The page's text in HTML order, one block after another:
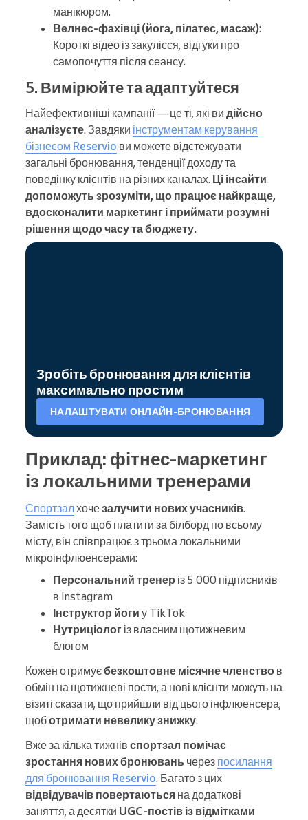
манікюром.
Велнес-фахівці (йога, пілатес, масаж):
Короткі відео із закулісся, відгуки про
самопочуття після сеансу.
5. Вимірюйте та адаптуйтеся
Найефективніші кампанії — це ті, які ви дійсно
аналізуєте. Завдяки інструментам керування
бізнесом Reservio ви можете відстежувати
загальні бронювання, тенденції доходу та
поведінку клієнтів на різних каналах. Ці інсайти
допоможуть зрозуміти, що працює найкраще,
вдосконалити маркетинг і приймати розумні
рішення щодо часу та бюджету.
Зробіть бронювання для клієнтів
максимально простим
НАЛАШТУВАТИ ОНЛАЙН-БРОНЮВАННЯ
Приклад: фітнес-маркетинг
із локальними тренерами
Спортзалхочезалучити нових учасників.
Замість того щоб платити за білборд по всьому
місту, він співпрацює з трьома локальними
мікроінфлюенсерами:
Персональний тренер із 5 000 підписників
в Instagram
Інструктор йоги у TikTok
Нутриціолог із власним щотижневим
блогом
Кожен отримуєбезкоштовне місячне членство в
обмін на щотижневі пости, а нові клієнти можуть на
візиті сказати, що прийшли від цього інфлюенсера,
щоботримати невелику знижку.
Вже за кілька тижнів спортзал помічає
зростання нових бронювань через посилання
для бронювання Reservio. Багато з цих
відвідувачів повертаються на додаткові
заняття, а десятки UGC-постів із відмітками